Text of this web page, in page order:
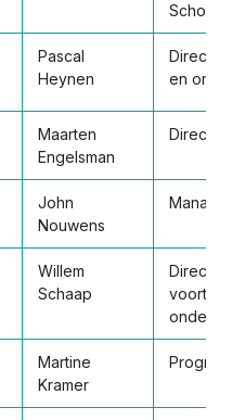
Pascal
Heynen
en
Maarten
Engelsman
John
Nouwens
Willem
Schaap
Martine
Kramer